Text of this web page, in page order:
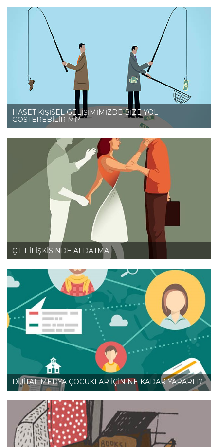
HASET KİŞİSEL GELİŞİMİMİZDE BİZE YOL
GÖSTEREBİLİR Mİ?
ÇİFT İLİŞKİSİNDE ALDATMA
DİJİTAL MEDYA ÇOCUKLAR İÇİN NE KADAR YARARLI?